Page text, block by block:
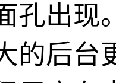
孔出现
的后台